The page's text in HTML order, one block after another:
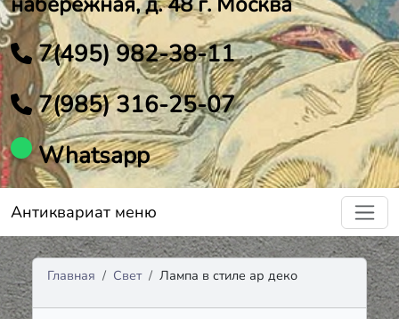
7(495) 982-38-11
7(985) 316-25-07
Whatsapp
Антиквариат меню
Главная Свет Лампа в стиле ар деко